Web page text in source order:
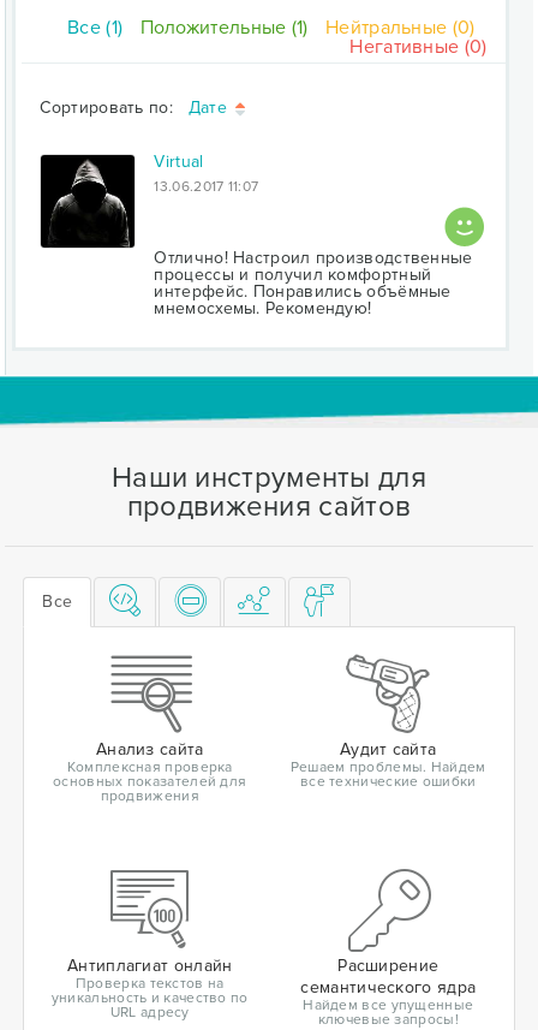
Все (1) Положительные (1)
Нейтральные (0)
Негативные (0)
Сортировать по: Дате
Virtual
13.06.2017 11:07
Отлично! Настроил производственные
процессы и получил комфортный
интерфейс. Понравились объёмные
мнемосхемы. Рекомендую!
Наши инструменты для
продвижения сайтов
Все
Анализ сайта
Комплексная проверка
основных показателей для
продвижения
Аудит сайта
Решаем проблемы. Найдем
все технические ошибки
Антиплагиат онлайн
Проверка текстов на
уникальность и качество по
URL адресу
Расширение
семантического ядра
Найдем все упущенные
ключевые запросы!